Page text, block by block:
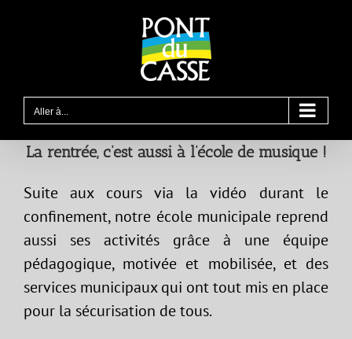
Aller à...
La rentrée, c’est aussi à l’école de musique !
Suite aux cours via la vidéo durant le
confinement, notre école municipale reprend
aussi ses activités grâce à une équipe
pédagogique, motivée et mobilisée, et des
services municipaux qui ont tout mis en place
pour la sécurisation de tous.